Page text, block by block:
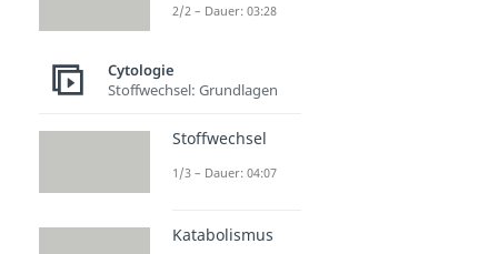
2/2 – Dauer: 03:28
Cytologie
Stoffwechsel: Grundlagen
Stoffwechsel
1/3 – Dauer: 04:07
Katabolismus